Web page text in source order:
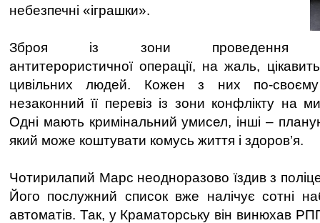
небезпечні «іграшки».
Зброя із зони проведення
антитерористичної операції, на жаль,
цивільних людей. Кожен з них по-
незаконний її перевіз із зони конфлікту на
Одні мають кримінальний умисел, інші –
який може коштувати комусь життя і здоров’я.
Чотирилапий Марс неодноразово їздив з
Його послужний список вже налічує сотні
автоматів. Так, у Краматорську він винюхав